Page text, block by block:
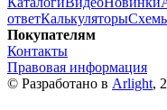
ответКалькуляторы
Покупателям
Контакты
Правовая информация
© Разработано в Arlight,